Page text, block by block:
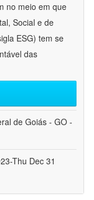
no meio em que
Social e de
ESG) tem se
das
de Goiás - GO -
Thu Dec 31